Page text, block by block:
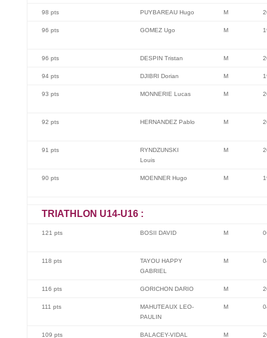
98 pts PUYBAREAU Hugo M
96 pts GOMEZ Ugo M
96 pts DESPIN Tristan M
94 pts DJIBRI Dorian M
93 pts MONNERIE Lucas M
92 pts HERNANDEZ Pablo M
91 pts
RYNDZUNSKI
Louis
M
90 pts MOENNER Hugo M
TRIATHLON U14-U16 :
121 pts BOSII DAVID M
118 pts
TAYOU HAPPY
GABRIEL
M
116 pts GORICHON DARIO M
111 pts
MAHUTEAUX LEO-
PAULIN
M
109 pts
BALACEY-VIDAL
M